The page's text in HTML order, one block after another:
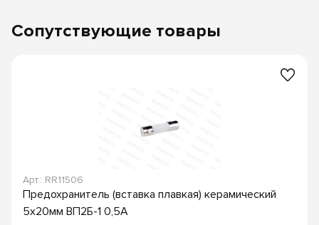
Сопутствующие товары
Арт.: RR11506
Предохранитель (вставка плавкая) керамический
5х20мм ВП2Б-1 0,5А